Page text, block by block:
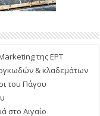
της ΕΡΤ
& κλαδεμάτων
του Πάγου
στο Αιγαίο